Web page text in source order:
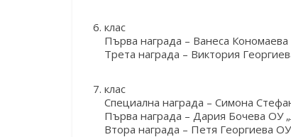
клас
Първа награда – Ванеса
Трета награда – Виктория
клас
Специална награда – Симона
Първа награда – Дария Бочева ОУ
Втора награда – Петя Георгиева